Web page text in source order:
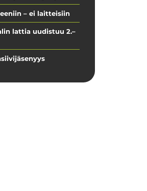
– ei laitteisiin
lattia uudistuu 2.–